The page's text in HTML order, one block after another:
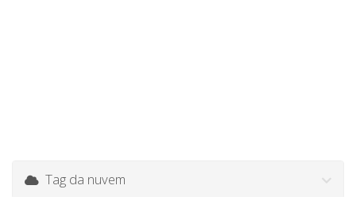
Tag da nuvem